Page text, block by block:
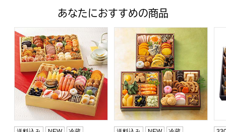
あなたにおすすめの商品
トップバリュ 和洋中特大二段重「饗宴」(きょうえん)【4
トップバリュ 和風三段重「